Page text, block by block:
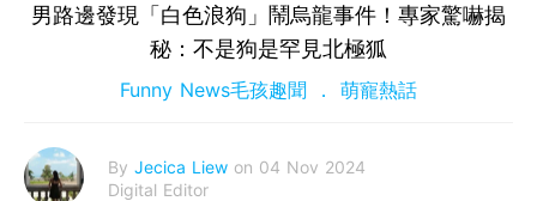
男路邊發現「白色浪狗」鬧烏龍事件！專家驚嚇揭
秘：不是狗是罕見北極狐
Funny News毛孩趣聞 萌寵熱話
By Jecica Liew on 04 Nov 2024
Digital Editor